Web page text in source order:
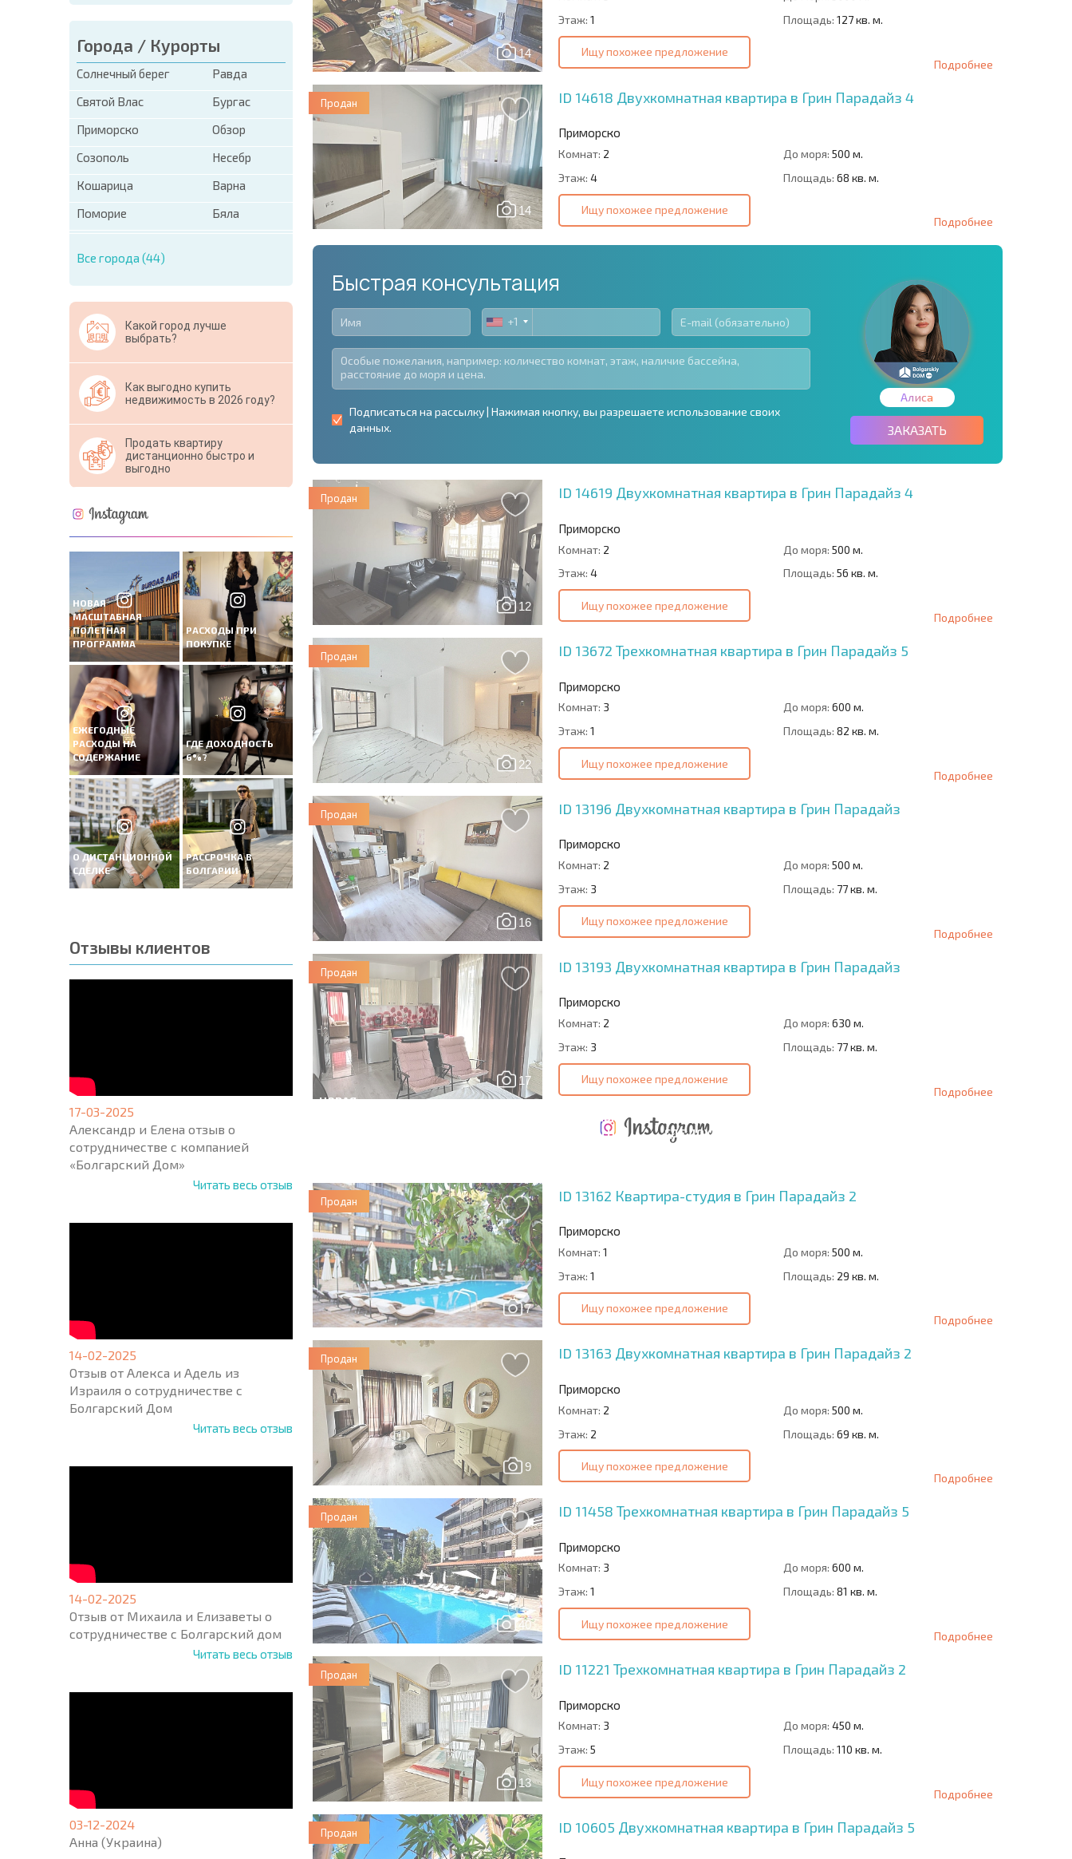
Города / Курорты
Солнечный берег
Равда
Святой Влас
Бургас
Приморско
Обзор
Созополь
Несебр
Кошарица
Варна
Поморие
Бяла
Все города (44)
Какой город лучше
выбрать?
Как выгодно купить
недвижимость в 2026 году?
Продать квартиру
дистанционно быстро и
выгодно
НОВАЯ
МАСШТАБНАЯ
ПОЛЕТНАЯ
ПРОГРАММА
РАСХОДЫ ПРИ
ПОКУПКЕ
ЕЖЕГОДНЫЕ
РАСХОДЫ НА
СОДЕРЖАНИЕ
ГДЕ ДОХОДНОСТЬ
6%?
О ДИСТАНЦИОННОЙ
СДЕЛКЕ
РАССРОЧКА В
БОЛГАРИИ
Отзывы клиентов
17-03-2025
Александр и Елена отзыв о
сотрудничестве с компанией
«Болгарский Дом»
Читать весь отзыв
14-02-2025
Отзыв от Алекса и Адель из
Израиля о сотрудничестве с
Болгарский Дом
Читать весь отзыв
14-02-2025
Отзыв от Михаила и Елизаветы о
сотрудничестве с Болгарский дом
Читать весь отзыв
03-12-2024
Анна (Украина)
14
Этаж: 1 Площадь: 127 кв. м.
Ищу похожее предложение
Подробнее
14
ID 14618 Двухкомнатная квартира в Грин Парадайз 4
Приморско
Комнат: 2 До моря: 500 м.
Этаж: 4 Площадь: 68 кв. м.
Продан
Ищу похожее предложение
Подробнее
Быстрая консультация
United
+1
+1
Подписаться на рассылку | Нажимая кнопку, вы разрешаете использование своих
данных.
Алиса
ЗАКАЗАТЬ
12
ID 14619 Двухкомнатная квартира в Грин Парадайз 4
Приморско
Комнат: 2 До моря: 500 м.
Этаж: 4 Площадь: 56 кв. м.
Продан
Ищу похожее предложение
Подробнее
22
ID 13672 Трехкомнатная квартира в Грин Парадайз 5
Приморско
Комнат: 3 До моря: 600 м.
Этаж: 1 Площадь: 82 кв. м.
Продан
Ищу похожее предложение
Подробнее
16
ID 13196 Двухкомнатная квартира в Грин Парадайз
Приморско
Комнат: 2 До моря: 500 м.
Этаж: 3 Площадь: 77 кв. м.
Продан
Ищу похожее предложение
Подробнее
17
ID 13193 Двухкомнатная квартира в Грин Парадайз
Приморско
Комнат: 2 До моря: 630 м.
Этаж: 3 Площадь: 77 кв. м.
Продан
Ищу похожее предложение
Подробнее
НОВАЯ
ЕЖЕГОДНЫЕ
РАСХОДЫ НА
ГДЕ ДОХОДНОСТЬ
7
ID 13162 Квартира-студия в Грин Парадайз 2
Приморско
Комнат: 1 До моря: 500 м.
Этаж: 1 Площадь: 29 кв. м.
Продан
Ищу похожее предложение
Подробнее
9
ID 13163 Двухкомнатная квартира в Грин Парадайз 2
Приморско
Комнат: 2 До моря: 500 м.
Этаж: 2 Площадь: 69 кв. м.
Продан
Ищу похожее предложение
Подробнее
40
ID 11458 Трехкомнатная квартира в Грин Парадайз 5
Приморско
Комнат: 3 До моря: 600 м.
Этаж: 1 Площадь: 81 кв. м.
Продан
Ищу похожее предложение
Подробнее
13
ID 11221 Трехкомнатная квартира в Грин Парадайз 2
Приморско
Комнат: 3 До моря: 450 м.
Этаж: 5 Площадь: 110 кв. м.
Продан
Ищу похожее предложение
Подробнее
ID 10605 Двухкомнатная квартира в Грин Парадайз 5
Продан